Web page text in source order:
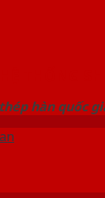
hàn quốc